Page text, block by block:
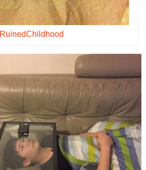
RuinedChildhood